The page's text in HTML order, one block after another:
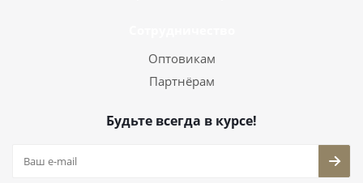
Оптовикам
Партнёрам
Будьте всегда в курсе!